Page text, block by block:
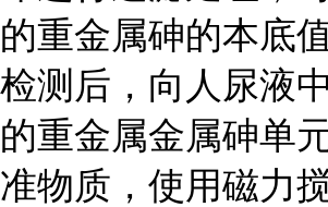
的重金属砷的本底
检测后，向人尿液
的重金属金属砷单
准物质，使用磁力